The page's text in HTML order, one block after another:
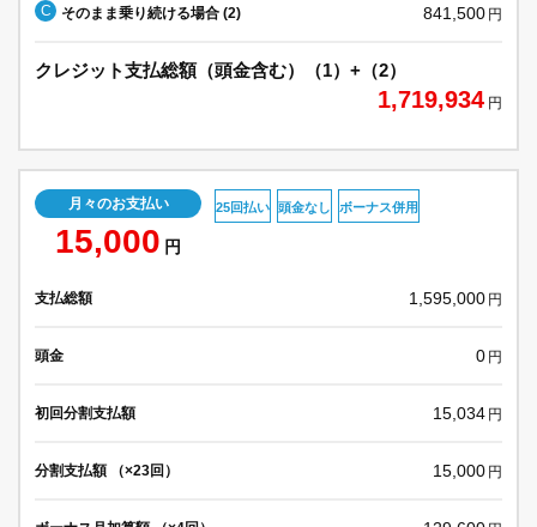
C そのまま乗り続ける場合 (2) 841,500 円
クレジット支払総額（頭金含む）（1）+（2）
1,719,934 円
月々のお支払い
15,000 円
25回払い 頭金なし ボーナス併用
支払総額 1,595,000 円
頭金 0 円
初回分割支払額 15,034 円
分割支払額 （×23回） 15,000 円